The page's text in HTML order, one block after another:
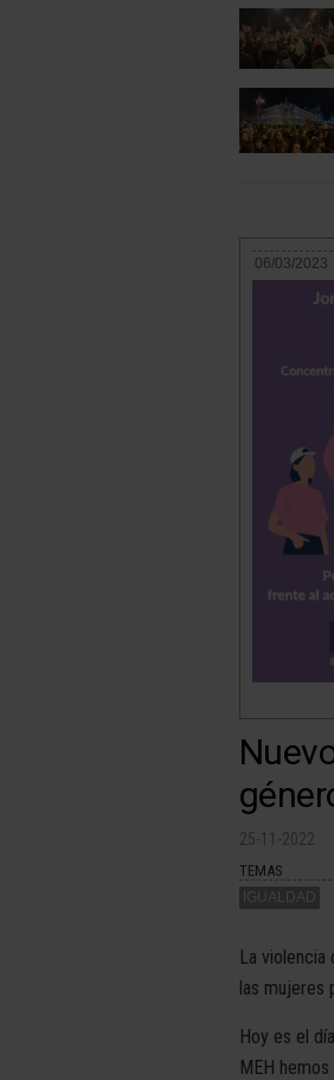
06/03/2023
25-11-2022
TEMAS
IGUALDAD
La
las mujeres
Hoy es el
MEH